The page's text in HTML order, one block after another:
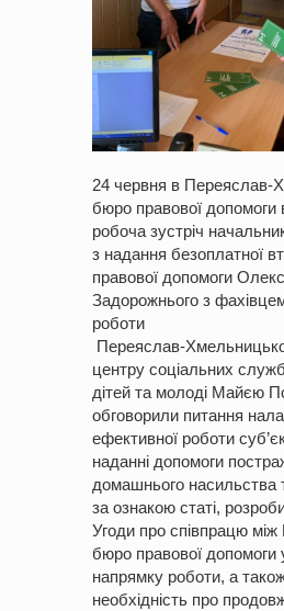
24 червня в Переяслав-
бюро правової допомоги
робоча зустріч
з надання безоплатної
правової допомоги
Задорожнього з фахівцем
роботи
Переяслав-
центру соціальних служб
дітей та молоді Майєю
обговорили питання
ефективної роботи
наданні допомоги
домашнього насильства
за ознакою статі,
Угоди про співпрацю
бюро правової допомоги
напрямку роботи, а
необхідність про